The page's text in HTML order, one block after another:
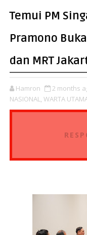
Temui PM
Pramono
dan MRT
Hamron 2 months
NASIONAL, WARTA